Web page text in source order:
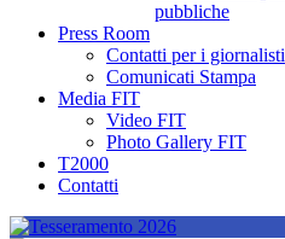
pubbliche
Press Room
Contatti per i giornalisti
Comunicati Stampa
Media FIT
Video FIT
Photo Gallery FIT
T2000
Contatti